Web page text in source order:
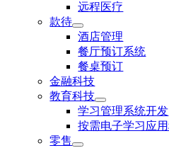
远程医疗
款待
酒店管理
餐厅预订系统
餐桌预订
金融科技
教育科技
学习管理系统开发
按需电子学习应
零售